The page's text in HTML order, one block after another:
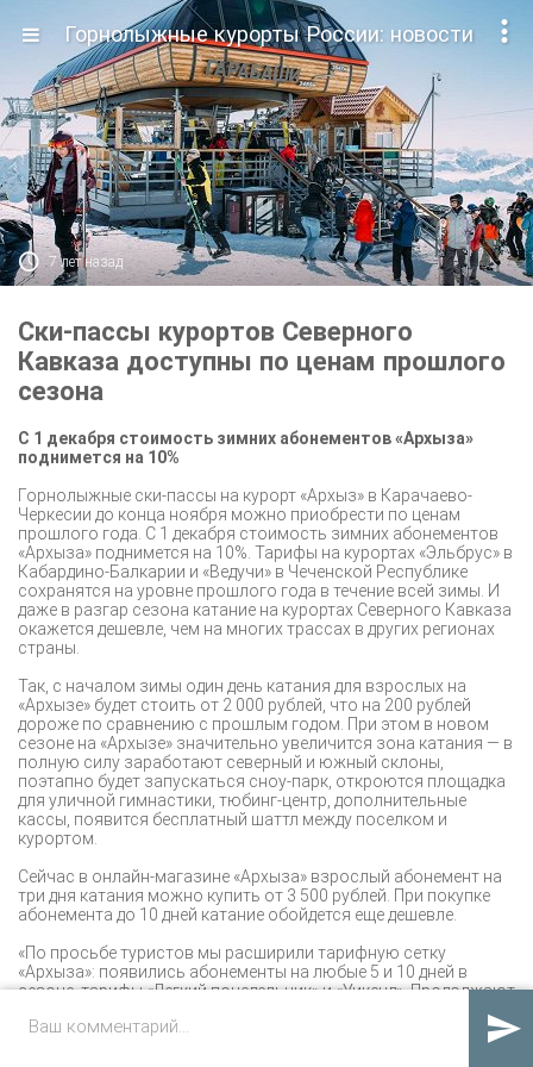

Горнолыжные курорты России: новости
 7 лет назад
Ски-пассы курортов Северного
Кавказа доступны по ценам прошлого
сезона
С 1 декабря стоимость зимних абонементов «Архыза»
поднимется на 10%
Горнолыжные ски-пассы на курорт «Архыз» в Карачаево-
Черкесии до конца ноября можно приобрести по ценам
прошлого года. С 1 декабря стоимость зимних абонементов
«Архыза» поднимется на 10%. Тарифы на курортах «Эльбрус» в
Кабардино-Балкарии и «Ведучи» в Чеченской Республике
сохранятся на уровне прошлого года в течение всей зимы. И
даже в разгар сезона катание на курортах Северного Кавказа
окажется дешевле, чем на многих трассах в других регионах
страны.
Так, с началом зимы один день катания для взрослых на
«Архызе» будет стоить от 2 000 рублей, что на 200 рублей
дороже по сравнению с прошлым годом. При этом в новом
сезоне на «Архызе» значительно увеличится зона катания — в
полную силу заработают северный и южный склоны,
поэтапно будет запускаться сноу-парк, откроются площадка
для уличной гимнастики, тюбинг-центр, дополнительные
кассы, появится бесплатный шаттл между поселком и
курортом.
Сейчас в онлайн-магазине «Архыза» взрослый абонемент на
три дня катания можно купить от 3 500 рублей. При покупке
абонемента до 10 дней катание обойдется еще дешевле.
«По просьбе туристов мы расширили тарифную сетку
«Архыза»: появились абонементы на любые 5 и 10 дней в
сезоне, тарифы «Легкий понедельник» и «Уикенд». Продолжают
только приобщается к горнолыжному отдыху, а
